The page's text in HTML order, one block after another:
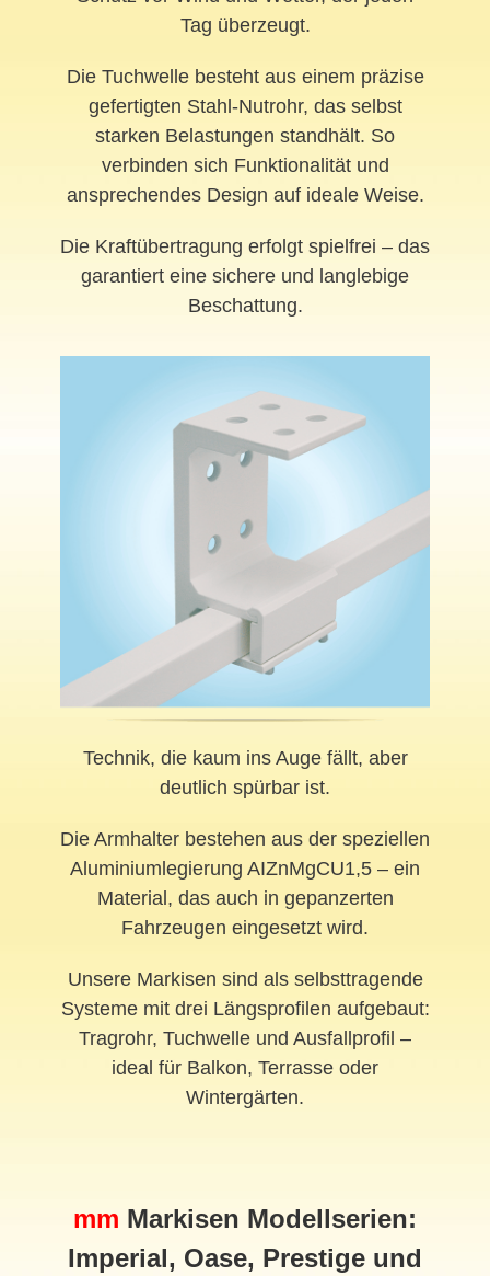
Tag überzeugt.
Die Tuchwelle besteht aus einem präzise
gefertigten Stahl-Nutrohr, das selbst
starken Belastungen standhält. So
verbinden sich Funktionalität und
ansprechendes Design auf ideale Weise.
Die Kraftübertragung erfolgt spielfrei – das
garantiert eine sichere und langlebige
Beschattung.
Technik, die kaum ins Auge fällt, aber
deutlich spürbar ist.
Die Armhalter bestehen aus der speziellen
Aluminiumlegierung AIZnMgCU1,5 – ein
Material, das auch in gepanzerten
Fahrzeugen eingesetzt wird.
Unsere Markisen sind als selbsttragende
Systeme mit drei Längsprofilen aufgebaut:
Tragrohr, Tuchwelle und Ausfallprofil –
ideal für Balkon, Terrasse oder
Wintergärten.
mm Markisen Modellserien:
Imperial, Oase, Prestige und